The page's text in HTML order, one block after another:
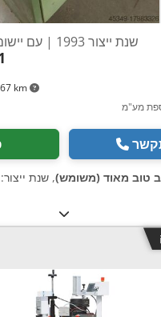
km
TOP | שנת ייצור 1993 | עם יישום דבק ישיר
מע"מ
טוב מאוד (משומש), שנת ייצור: